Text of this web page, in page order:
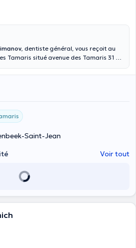
, dentiste général, vous reçoit au
Tamaris situé avenue des Tamaris 31 à
facettes, couronnes ou bridges.
Saint-Jean
Voir tout